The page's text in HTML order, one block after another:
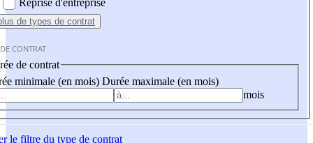
Reprise d'entreprise
de types de contrat
CONTRAT
de contrat
minimale (en mois) Durée maximale (en mois)
mois
le filtre du type de contrat